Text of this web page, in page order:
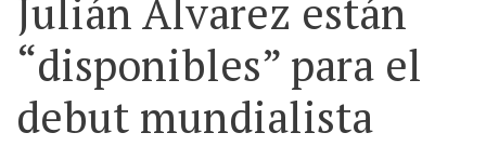
Julián Álvarez están
“disponibles” para el
debut mundialista